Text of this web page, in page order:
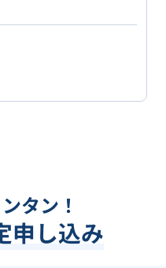
タン！
申し込み